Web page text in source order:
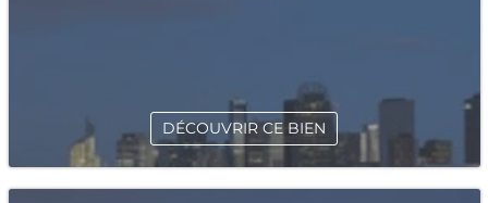
DÉCOUVRIR CE BIEN